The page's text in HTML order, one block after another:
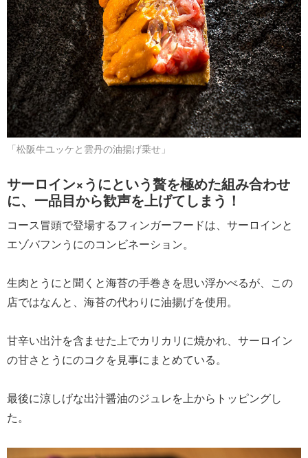
「松阪牛ユッケと雲丹の油揚げ乗せ」
サーロイン×うにという贅を極めた組み合わせ
に、一品目から歓声を上げてしまう！
コース冒頭で登場するフィンガーフードは、サーロインと
エゾバフンうにのコンビネーション。
生肉とうにと聞くと海苔の手巻きを思い浮かべるが、この
店ではなんと、海苔の代わりに油揚げを使用。
甘辛い出汁を含ませた上でカリカリに焼かれ、サーロイン
の甘さとうにのコクを見事にまとめている。
最後に涼しげな出汁醤油のジュレを上からトッピングし
た。